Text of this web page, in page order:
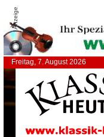
Anzeige
Freitag, 7. August 2026